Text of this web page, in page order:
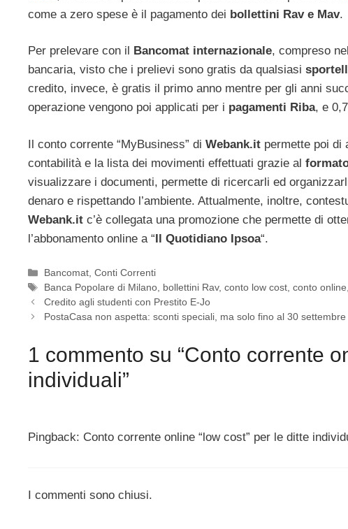
come a zero spese è il pagamento dei bollettini Rav e Mav.
Per prelevare con il Bancomat internazionale, compreso
bancaria, visto che i prelievi sono gratis da qualsiasi
credito, invece, è gratis il primo anno mentre per gli anni
operazione vengono poi applicati per i pagamenti Riba, e
Il conto corrente “MyBusiness” di Webank.it permette poi di
contabilità e la lista dei movimenti effettuati grazie al
visualizzare i documenti, permette di ricercarli ed
denaro e rispettando l’ambiente. Attualmente, inoltre,
Webank.it c’è collegata una promozione che permette di
l’abbonamento online a “Il Quotidiano Ipsoa“.
Categorie
Bancomat,Conti Correnti
Tag
Banca Popolare di Milano, bollettini Rav,conto low cost,conto online
Credito agli studenti con Prestito E-Jo
PostaCasa non aspetta: sconti speciali, ma solo fino al 30 settembre
1 commento su “Conto corrente
individuali”
Pingback: Conto corrente online “low cost” per le ditte
I commenti sono chiusi.